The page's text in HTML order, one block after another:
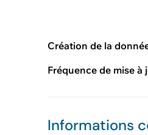
Création de la
Fréquence de mise à
Informations